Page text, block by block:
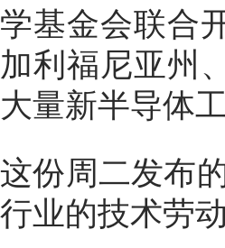
学基金会联合
加利福尼亚州
大量新半导体
这份周二发布
行业的技术劳